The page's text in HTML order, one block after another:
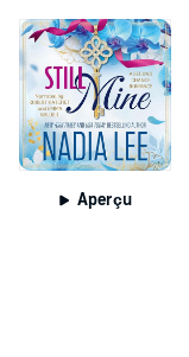
Aperçu